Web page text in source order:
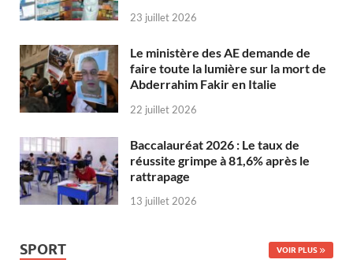
23 juillet 2026
Le ministère des AE demande de
faire toute la lumière sur la mort de
Abderrahim Fakir en Italie
22 juillet 2026
Baccalauréat 2026 : Le taux de
réussite grimpe à 81,6% après le
rattrapage
13 juillet 2026
SPORT VOIR PLUS